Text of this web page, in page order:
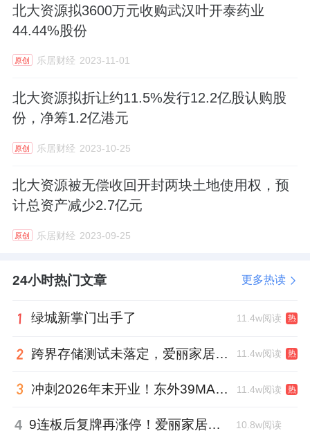
北大资源拟3600万元收购武汉叶开泰药业
44.44%股份
原创 乐居财经 2023-11-01
北大资源拟折让约11.5%发行12.2亿股认购股
份，净筹1.2亿港元
原创 乐居财经 2023-10-25
北大资源被无偿收回开封两块土地使用权，预
计总资产减少2.7亿元
原创 乐居财经 2023-09-25
24小时热门文章 更多热读
绿城新掌门出手了 11.4w阅读 热
跨界存储测试未落定，爱丽家居复牌前自揭多重风险 11.4w阅读 热
冲刺2026年末开业！东外39MALL全球招商启幕，重构东直门商圈格局 11.4w阅读 热
4 9连板后复牌再涨停！爱丽家居市盈率318倍，跨界收购案尚未落地 10.8w阅读